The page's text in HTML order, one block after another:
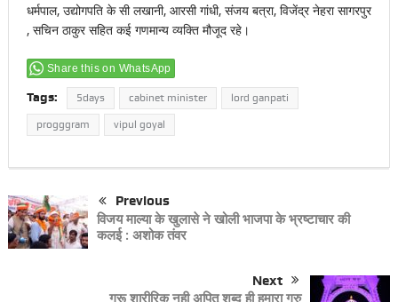
धर्मपाल, उद्योगपति के सी लखानी, आरसी गांधी, संजय बत्रा, विजेंद्र नेहरा सागरपुर
, सचिन ठाकुर सहित कई गणमान्य व्यक्ति मौजूद रहे।
Share this on WhatsApp
Tags: 5days cabinet minister lord ganpati
progggram vipul goyal
Previous
विजय माल्या के खुलासे ने खोली भाजपा के भ्रष्टाचार की
कलई : अशोक तंवर
Next
गुरू शारीरिक नही अपितृ शब्द ही हमारा गुरु